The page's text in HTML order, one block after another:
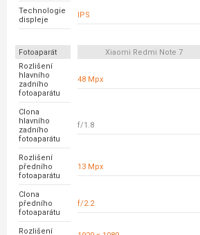
Technologie
displeje
IPS
Fotoaparát Xiaomi Redmi Note 7
Rozlišení
hlavního
zadního
fotoaparátu
48 Mpx
Clona
hlavního
zadního
fotoaparátu
f/1.8
Rozlišení
předního
fotoaparátu
13 Mpx
Clona
předního
fotoaparátu
f/2.2
Rozlišení